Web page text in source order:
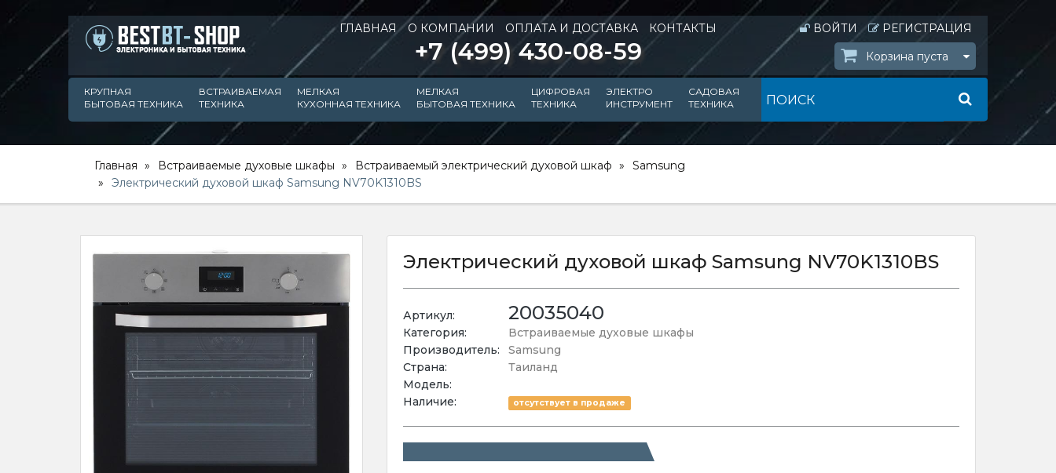
ГЛАВНАЯ О КОМПАНИИ ОПЛАТА И ДОСТАВКА КОНТАКТЫ
+7 (499) 430-08-59
ВОЙТИ
РЕГИСТРАЦИЯ
Корзина пуста
КРУПНАЯ
БЫТОВАЯ ТЕХНИКА
ВСТРАИВАЕМАЯ
ТЕХНИКА
МЕЛКАЯ
КУХОННАЯ ТЕХНИКА
МЕЛКАЯ
БЫТОВАЯ ТЕХНИКА
ЦИФРОВАЯ
ТЕХНИКА
ЭЛЕКТРО
ИНСТРУМЕНТ
САДОВАЯ
ТЕХНИКА
Главная Встраиваемые духовые шкафы Встраиваемый электрический духовой шкаф
Samsung
Электрический духовой шкаф Samsung NV70K1310BS
Электрический духовой шкаф Samsung NV70K1310BS
Артикул: 20035040
Категория:
Встраиваемые духовые шкафы
Производитель:
Samsung
Страна:
Таиланд
Модель:
Наличие:
отсутствует в продаже